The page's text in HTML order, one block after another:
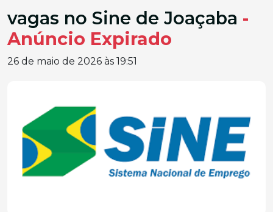
vagas no Sine de Joaçaba -
Anúncio Expirado
26 de maio de 2026 às 19:51